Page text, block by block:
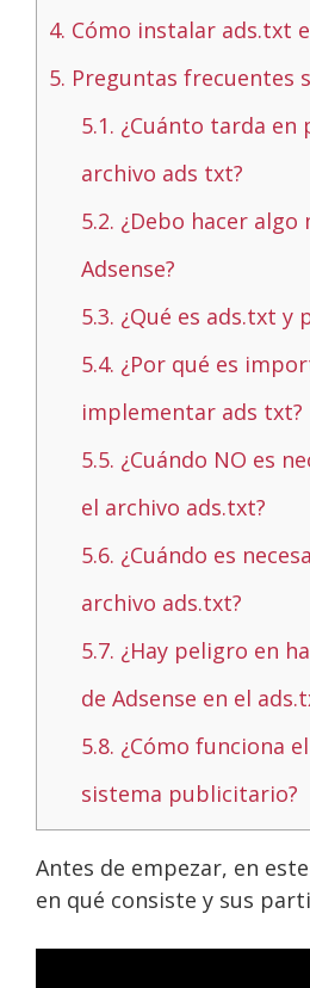
4. Cómo instalar ads.txt
5. Preguntas frecuentes
5.1. ¿Cuánto tarda en
archivo ads txt?
5.2. ¿Debo hacer algo
Adsense?
5.3. ¿Qué es ads.txt y
5.4. ¿Por qué es
implementar ads txt?
5.5. ¿Cuándo NO es
el archivo ads.txt?
5.6. ¿Cuándo es
archivo ads.txt?
5.7. ¿Hay peligro en
de Adsense en el
5.8. ¿Cómo funciona
sistema publicitario?
Antes de empezar, en
en qué consiste y sus